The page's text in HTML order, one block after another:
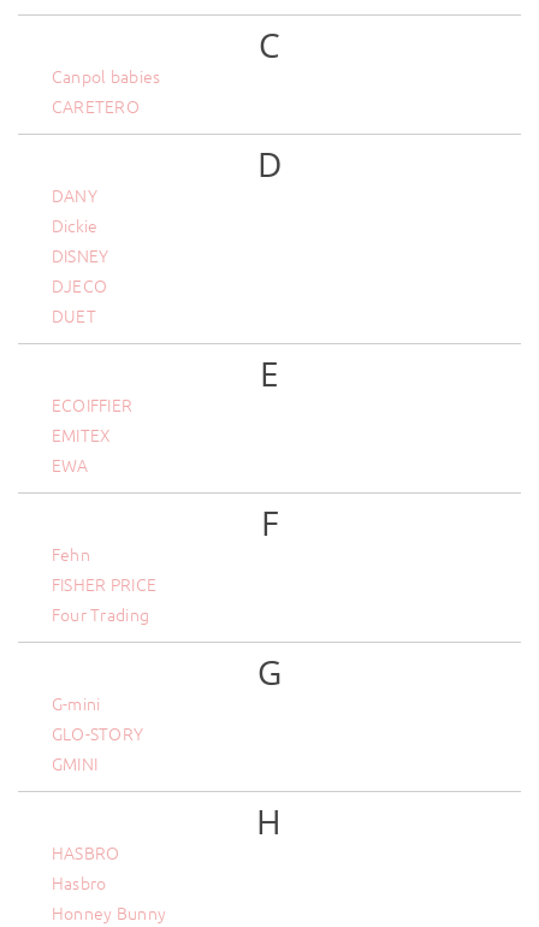
C
Canpol babies
CARETERO
D
DANY
Dickie
DISNEY
DJECO
DUET
E
ECOIFFIER
EMITEX
EWA
F
Fehn
FISHER PRICE
Four Trading
G
G-mini
GLO-STORY
GMINI
H
HASBRO
Hasbro
Honney Bunny